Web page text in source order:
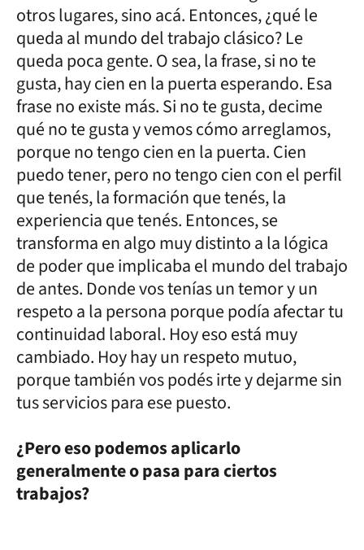
otros lugares, sino acá. Entonces, ¿qué le
queda al mundo del trabajo clásico? Le
queda poca gente. O sea, la frase, si no te
gusta, hay cien en la puerta esperando. Esa
frase no existe más. Si no te gusta, decime
qué no te gusta y vemos cómo arreglamos,
porque no tengo cien en la puerta. Cien
puedo tener, pero no tengo cien con el perfil
que tenés, la formación que tenés, la
experiencia que tenés. Entonces, se
transforma en algo muy distinto a la lógica
de poder que implicaba el mundo del trabajo
de antes. Donde vos tenías un temor y un
respeto a la persona porque podía afectar tu
continuidad laboral. Hoy eso está muy
cambiado. Hoy hay un respeto mutuo,
porque también vos podés irte y dejarme sin
tus servicios para ese puesto.
¿Pero eso podemos aplicarlo
generalmente o pasa para ciertos
trabajos?